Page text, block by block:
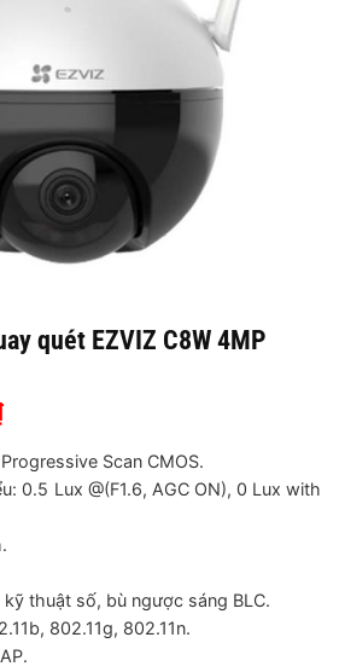
quét EZVIZ C8W 4MP
Scan CMOS.
0.5 Lux @(F1.6, AGC ON), 0 Lux with
kỹ thuật số, bù ngược sáng BLC.
802.11g, 802.11n.